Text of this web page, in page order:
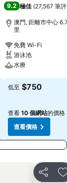
9.2 極佳 (27,567 筆
澳門, 距離市中心
里
免費 Wi-Fi
游泳池
水療
查看價格
低至 $750
查看 10 個網站的價格
查看價格
分享